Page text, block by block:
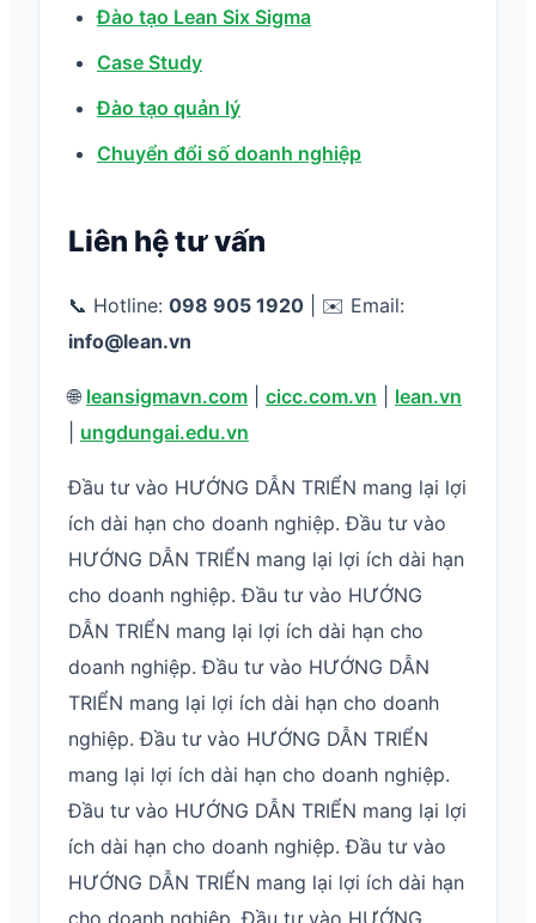
Đào tạo Lean Six Sigma
Case Study
Đào tạo quản lý
Chuyển đổi số doanh nghiệp
Liên hệ tư vấn
📞 Hotline: 098 905 1920 | ✉️ Email:
info@lean.vn
🌐 leansigmavn.com cicc.com.vn
lean.vn
ungdungai.edu.vn
Đầu tư vào HƯỚNG DẪN TRIỂN mang lại lợi
ích dài hạn cho doanh nghiệp. Đầu tư vào
HƯỚNG DẪN TRIỂN mang lại lợi ích dài hạn
cho doanh nghiệp. Đầu tư vào HƯỚNG
DẪN TRIỂN mang lại lợi ích dài hạn cho
doanh nghiệp. Đầu tư vào HƯỚNG DẪN
TRIỂN mang lại lợi ích dài hạn cho doanh
nghiệp. Đầu tư vào HƯỚNG DẪN TRIỂN
mang lại lợi ích dài hạn cho doanh nghiệp.
Đầu tư vào HƯỚNG DẪN TRIỂN mang lại lợi
ích dài hạn cho doanh nghiệp. Đầu tư vào
HƯỚNG DẪN TRIỂN mang lại lợi ích dài hạn